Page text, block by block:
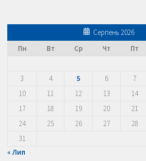
Серпень 2026
Пн
Вт Ср Чт Пт
3
4 5 6 7
10
11 12 13 14
17
18 19 20 21
24
25 26 27 28
31
« Лип